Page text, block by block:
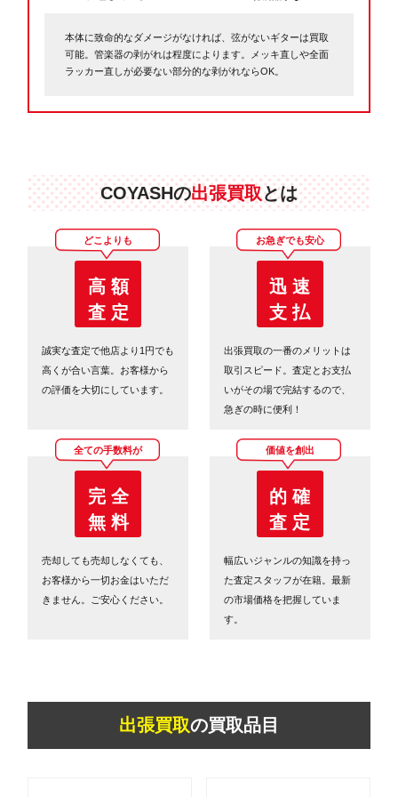
本体に致命的なダメージがなければ、弦がないギターは買取
可能。管楽器の剥がれは程度によります。メッキ直しや全面
ラッカー直しが必要ない部分的な剥がれならOK。
COYASHの出張買取とは
どこよりも
高 額
査 定
誠実な査定で他店より1円でも
高くが合い言葉。お客様から
の評価を大切にしています。
お急ぎでも安心
迅 速
支 払
出張買取の一番のメリットは
取引スピード。査定とお支払
いがその場で完結するので、
急ぎの時に便利！
全ての手数料が
完 全
無 料
売却しても売却しなくても、
お客様から一切お金はいただ
きません。ご安心ください。
価値を創出
的 確
査 定
幅広いジャンルの知識を持っ
た査定スタッフが在籍。最新
の市場価格を把握していま
す。
出張買取の買取品目